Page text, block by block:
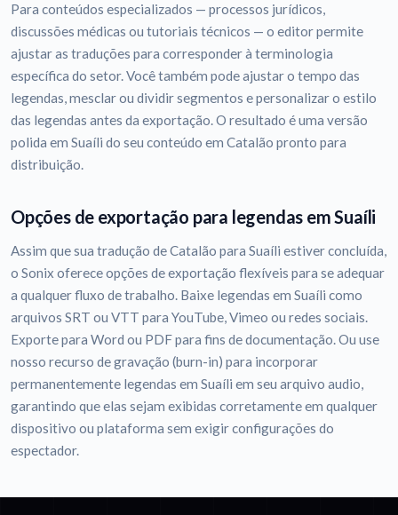
Para conteúdos especializados — processos jurídicos,
discussões médicas ou tutoriais técnicos — o editor permite
ajustar as traduções para corresponder à terminologia
específica do setor. Você também pode ajustar o tempo das
legendas, mesclar ou dividir segmentos e personalizar o estilo
das legendas antes da exportação. O resultado é uma versão
polida em Suaíli do seu conteúdo em Catalão pronto para
distribuição.
Opções de exportação para legendas em Suaíli
Assim que sua tradução de Catalão para Suaíli estiver concluída,
o Sonix oferece opções de exportação flexíveis para se adequar
a qualquer fluxo de trabalho. Baixe legendas em Suaíli como
arquivos SRT ou VTT para YouTube, Vimeo ou redes sociais.
Exporte para Word ou PDF para fins de documentação. Ou use
nosso recurso de gravação (burn-in) para incorporar
permanentemente legendas em Suaíli em seu arquivo audio,
garantindo que elas sejam exibidas corretamente em qualquer
dispositivo ou plataforma sem exigir configurações do
espectador.